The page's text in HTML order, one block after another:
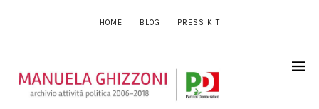
HOME BLOG PRESS KIT